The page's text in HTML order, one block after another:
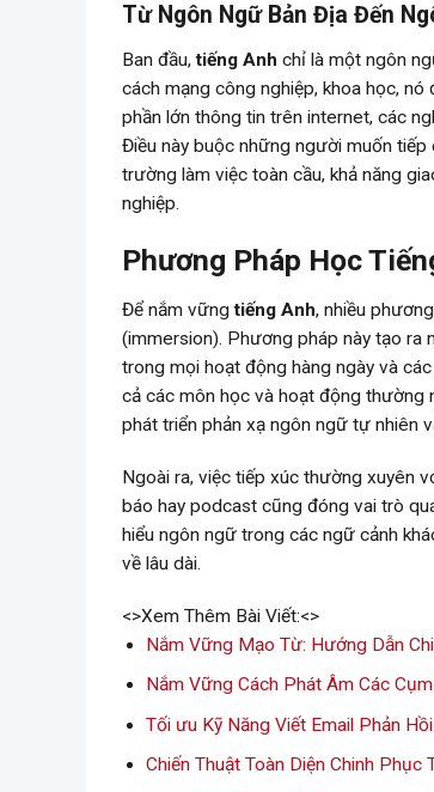
Từ Ngôn Ngữ Bản Địa Đến
Ban đầu,tiếng Anh chỉ là một ngôn
cách mạng công nghiệp, khoa học,
phần lớn thông tin trên internet, các
Điều này buộc những người muốn
trường làm việc toàn cầu, khả năng
nghiệp.
Phương Pháp Học
Để nắm vữngtiếng Anh, nhiều
(immersion). Phương pháp này tạo ra
trong mọi hoạt động hàng ngày và
cả các môn học và hoạt động thường
phát triển phản xạ ngôn ngữ tự nhiên
Ngoài ra, việc tiếp xúc thường xuyên
báo hay podcast cũng đóng vai trò
hiểu ngôn ngữ trong các ngữ cảnh
về lâu dài.
<>Xem Thêm Bài Viết:<>
Nắm Vững Mạo Từ: Hướng Dẫn
Nắm Vững Cách Phát Âm Các
Tối ưu Kỹ Năng Viết Email Phản
Chiến Thuật Toàn Diện Chinh Phục